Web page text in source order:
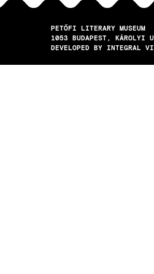
PETŐFI LITERARY MUSEUM
1053
BUDAPEST
KÁROLYI
DEVELOPED BY INTEGRAL